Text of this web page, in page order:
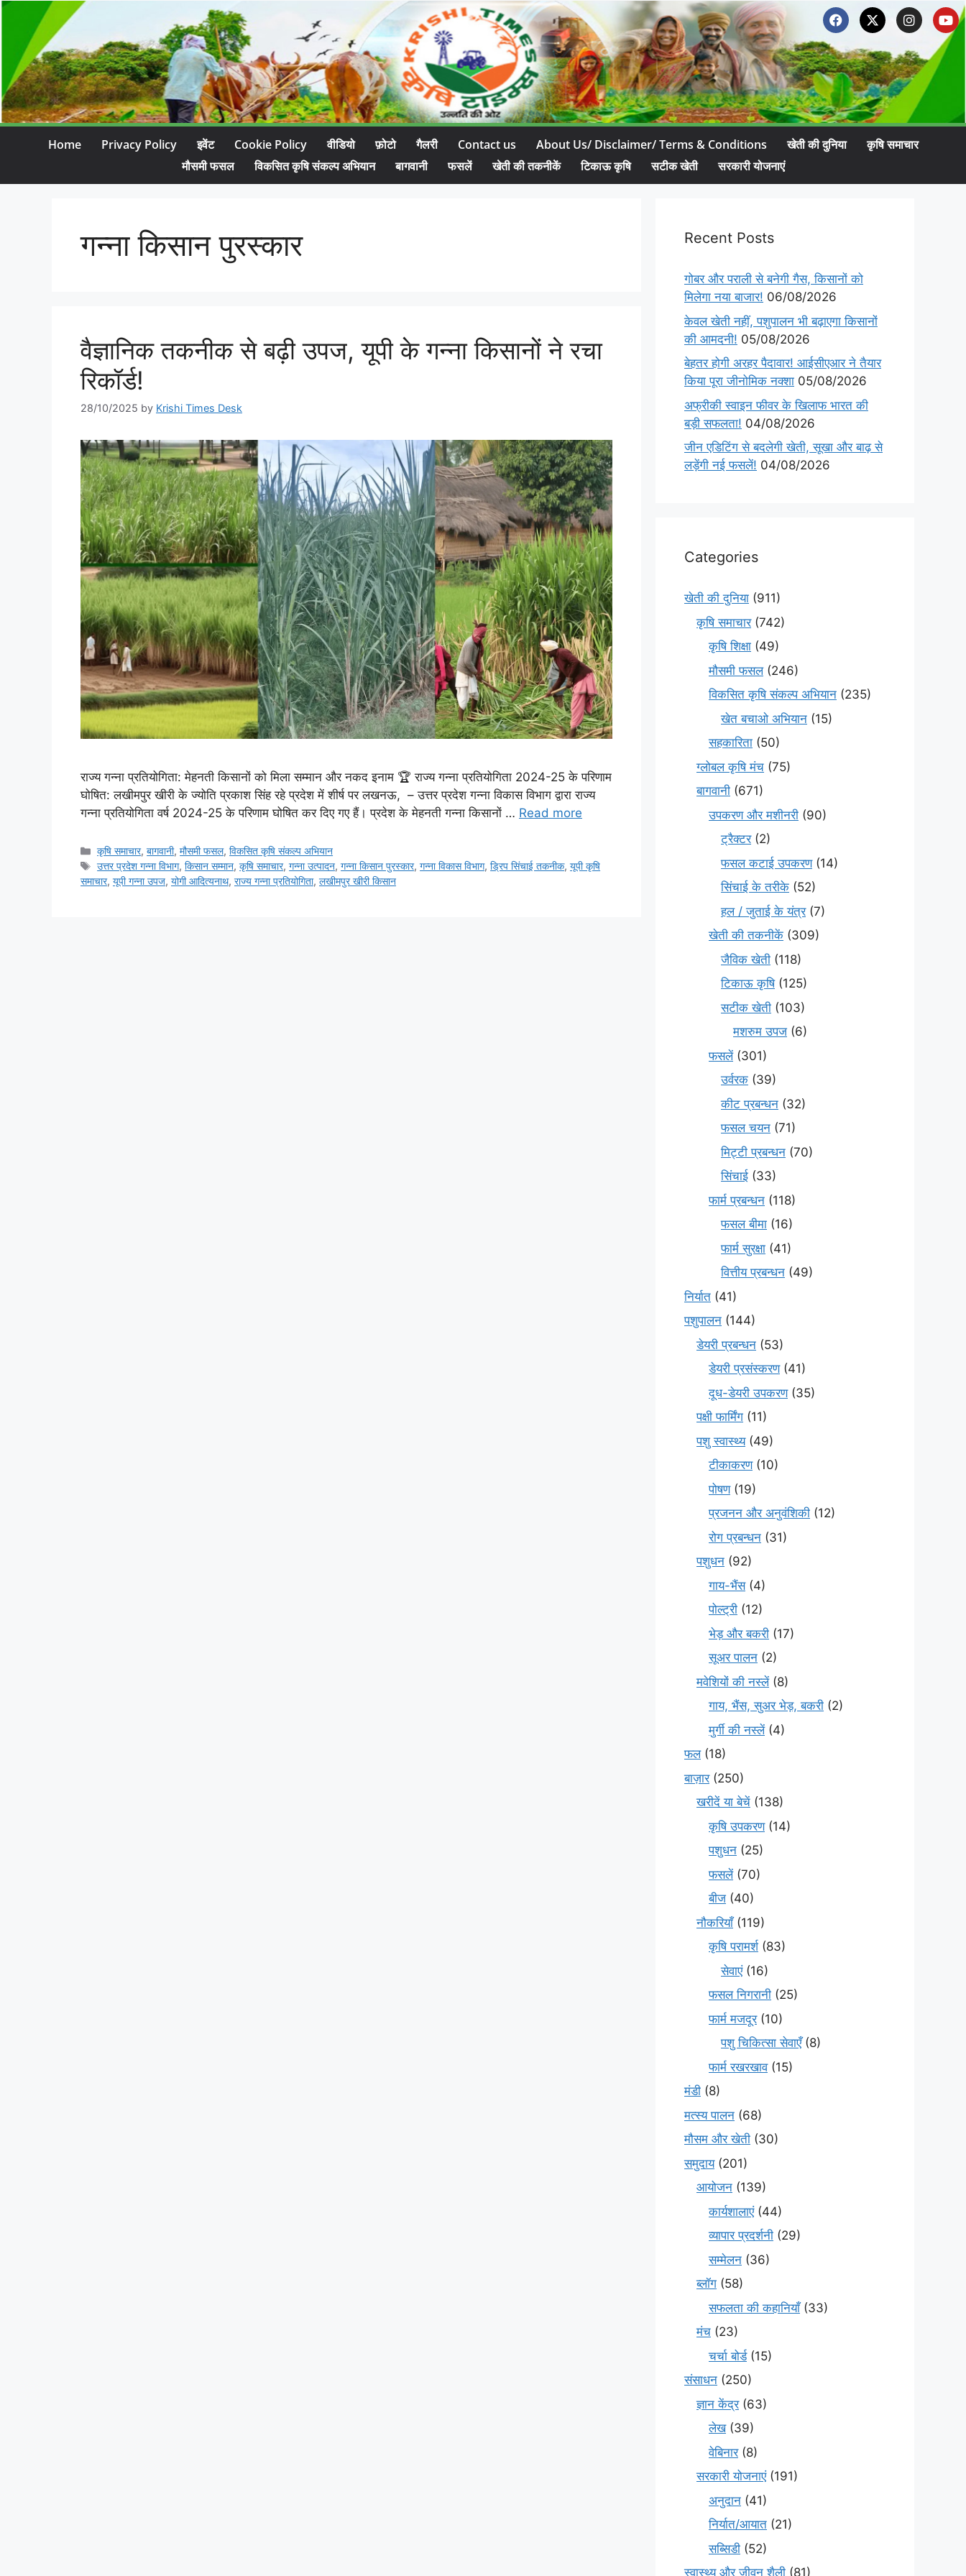
Home Privacy Policy इवेंट Cookie Policy वीडियो फ़ोटो गैलरी Contact us About Us/ Disclaimer/ Terms & Conditions खेती की दुनिया
कृषि समाचार
मौसमी फसल
विकसित कृषि संकल्प अभियान बागवानी फसलें खेती की तकनीकें टिकाऊ कृषि सटीक खेती सरकारी योजनाएं
गन्ना किसान पुरस्कार
वैज्ञानिक तकनीक से बढ़ी उपज, यूपी के गन्ना किसानों ने रचा
रिकॉर्ड!
28/10/2025 by Krishi Times Desk
राज्य गन्ना प्रतियोगिता: मेहनती किसानों को मिला सम्मान और नकद इनाम 🏆 राज्य गन्ना प्रतियोगिता 2024-25 के परिणाम
घोषित: लखीमपुर खीरी के ज्योति प्रकाश सिंह रहे प्रदेश में शीर्ष पर लखनऊ, – उत्तर प्रदेश गन्ना विकास विभाग द्वारा राज्य
गन्ना प्रतियोगिता वर्ष 2024-25 के परिणाम घोषित कर दिए गए हैं। प्रदेश के मेहनती गन्ना किसानों … Read more
कृषि समाचार,बागवानी,मौसमी फसल,विकसित कृषि संकल्प अभियान
उत्तर प्रदेश गन्ना विभाग,किसान सम्मान,कृषि समाचार,गन्ना उत्पादन,गन्ना किसान पुरस्कार,गन्ना विकास विभाग,ड्रिप सिंचाई तकनीक,यूपी कृषि
समाचार, यूपी गन्ना उपज, योगी आदित्यनाथ, राज्य गन्ना प्रतियोगिता, लखीमपुर खीरी किसान
Recent Posts
गोबर और पराली से बनेगी गैस, किसानों को
मिलेगा नया बाजार! 06/08/2026
केवल खेती नहीं, पशुपालन भी बढ़ाएगा किसानों
की आमदनी! 05/08/2026
बेहतर होगी अरहर पैदावार! आईसीएआर ने तैयार
किया पूरा जीनोमिक नक्शा 05/08/2026
अफ्रीकी स्वाइन फीवर के खिलाफ भारत की
बड़ी सफलता! 04/08/2026
जीन एडिटिंग से बदलेगी खेती, सूखा और बाढ़ से
लड़ेंगी नई फसलें! 04/08/2026
Categories
खेती की दुनिया (911)
कृषि समाचार(742)
कृषि शिक्षा (49)
मौसमी फसल(246)
विकसित कृषि संकल्प अभियान (235)
खेत बचाओ अभियान (15)
सहकारिता (50)
ग्लोबल कृषि मंच (75)
बागवानी (671)
उपकरण और मशीनरी (90)
ट्रैक्टर(2)
फसल कटाई उपकरण(14)
सिंचाई के तरीके (52)
हल / जुताई के यंत्र(7)
खेती की तकनीकें (309)
जैविक खेती (118)
टिकाऊ कृषि(125)
सटीक खेती (103)
मशरुम उपज (6)
फसलें(301)
उर्वरक (39)
कीट प्रबन्धन (32)
फसल चयन (71)
मि‌ट्टी प्रबन्धन (70)
सिंचाई (33)
फार्म प्रबन्धन (118)
फसल बीमा (16)
फार्म सुरक्षा (41)
वित्तीय प्रबन्धन (49)
निर्यात (41)
पशुपालन (144)
डेयरी प्रबन्धन (53)
डेयरी प्रसंस्करण(41)
दूध-डेयरी उपकरण(35)
पक्षी फार्मिंग (11)
पशु स्वास्थ्य(49)
टीकाकरण(10)
पोषण(19)
प्रजनन और अनुवंशिकी (12)
रोग प्रबन्धन (31)
पशुधन (92)
गाय-भैंस(4)
पोल्ट्री (12)
भेड़ और बकरी (17)
सूअर पालन (2)
मवेशियों की नस्लें(8)
गाय, भैंस, सुअर भेड़, बकरी (2)
मुर्गी की नस्लें(4)
फल(18)
बाज़ार(250)
खरीदें या बेचें (138)
कृषि उपकरण(14)
पशुधन (25)
फसलें(70)
बीज (40)
नौकरियाँ(119)
कृषि परामर्श(83)
सेवाएं(16)
फसल निगरानी (25)
फार्म मजदूर(10)
पशु चिकित्सा सेवाएँ(8)
फार्म रखरखाव(15)
मंडी (8)
मत्स्य पालन (68)
मौसम और खेती (30)
समुदाय(201)
आयोजन (139)
कार्यशालाएं(44)
व्यापार प्रदर्शनी (29)
सम्मेलन (36)
ब्लॉग (58)
सफलता की कहानियाँ(33)
मंच (23)
चर्चा बोर्ड(15)
संसाधन (250)
ज्ञान केंद्र(63)
लेख(39)
वेबिनार(8)
सरकारी योजनाएं(191)
अनुदान (41)
निर्यात/आयात (21)
सब्सिडी (52)
स्वास्थ्य और जीवन शैली (81)